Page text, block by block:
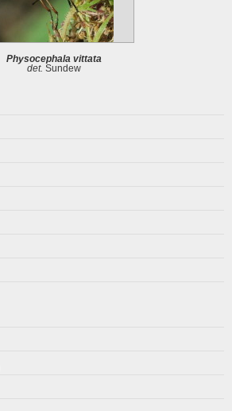
Physocephala vittata
det. Sundew